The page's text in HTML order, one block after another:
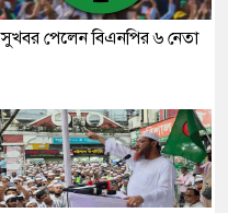
সুখবর পেলেন বিএনপির ৬ নেতা